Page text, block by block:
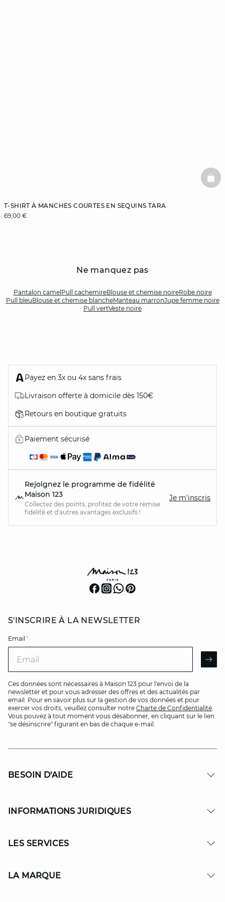
T-SHIRT À MANCHES COURTES EN SEQUINS TARA
69,00 €
Ne manquez pas
Pantalon camel Pull cachemireBlouse et chemise noireRobe noire
Pull bleuBlouse et chemise blancheManteau marronJupe femme noire
Pull vertVeste noire
Payez en 3x ou 4x sans frais
Livraison offerte à domicile dès 150€
Retours en boutique gratuits
Paiement sécurisé
Rejoignez le programme de fidélité
Maison 123
Collectez des points, profitez de votre remise
fidélité et d'autres avantages exclusifs !
Je m'inscris
S'INSCRIRE À LA NEWSLETTER
Email *
Ces données sont nécessaires à Maison 123 pour l'envoi de la
newsletter et pour vous adresser des offres et des actualités par
email. Pour en savoir plus sur la gestion de vos données et pour
exercer vos droits, veuillez consulter notre Charte de Confidentialité.
Vous pouvez à tout moment vous désabonner, en cliquant sur le lien
"se désinscrire" figurant en bas de chaque e-mail.
BESOIN D'AIDE
INFORMATIONS JURIDIQUES
LES SERVICES
LA MARQUE